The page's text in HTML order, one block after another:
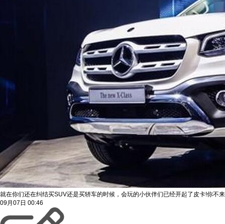
就在你们还在纠结买SUV还是买轿车的时候，会玩的小伙伴们已经开起了皮卡!你不
09月07日 00:46